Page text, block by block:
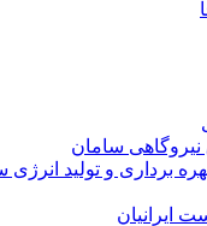
سامان
برداری و تولید انرژی
ایرانیان